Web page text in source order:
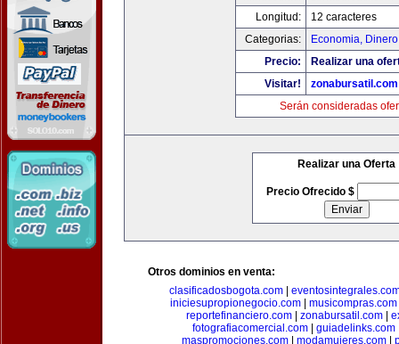
Longitud:
12 caracteres
Categorias:
Economia,
Precio:
Realizar una
Visitar!
zonabursatil.com
Serán consideradas
Realizar una Oferta
Precio Ofrecido $
Otros dominios en venta:
clasificadosbogota.com
iniciesupropionegocio.com
musicompras.com
reportefinanciero.com| zonabursatil.com|
fotografiacomercial.com
guiadelinks.com
maspromociones.com
modamujeres.com